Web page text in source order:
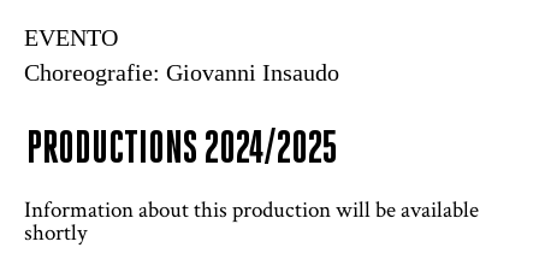
EVENTO
Choreografie: Giovanni Insaudo
PRODUCTIONS 2024/2025
Information about this production will be available
shortly